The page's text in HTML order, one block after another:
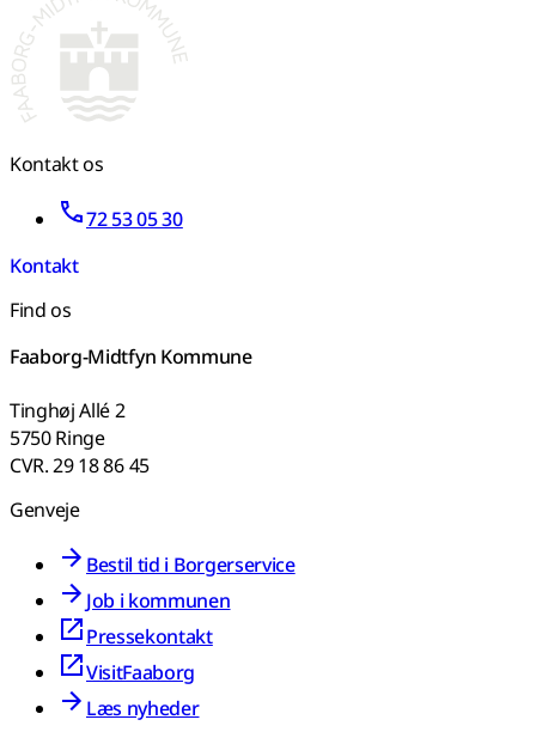
Kontakt os
72 53 05 30
Kontakt
Find os
Faaborg-Midtfyn Kommune
Tinghøj Allé 2
5750 Ringe
CVR. 29 18 86 45
Genveje
Bestil tid i Borgerservice
Job i kommunen
Pressekontakt
VisitFaaborg
Læs nyheder